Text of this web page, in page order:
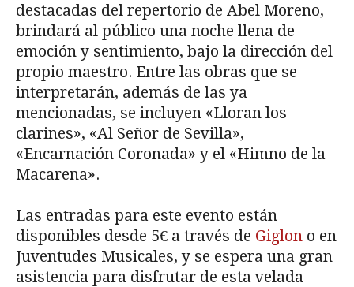
destacadas del repertorio de Abel Moreno,
brindará al público una noche llena de
emoción y sentimiento, bajo la dirección del
propio maestro. Entre las obras que se
interpretarán, además de las ya
mencionadas, se incluyen «Lloran los
clarines», «Al Señor de Sevilla»,
«Encarnación Coronada» y el «Himno de la
Macarena».
Las entradas para este evento están
disponibles desde 5€ a través de Giglon o en
Juventudes Musicales, y se espera una gran
asistencia para disfrutar de esta velada